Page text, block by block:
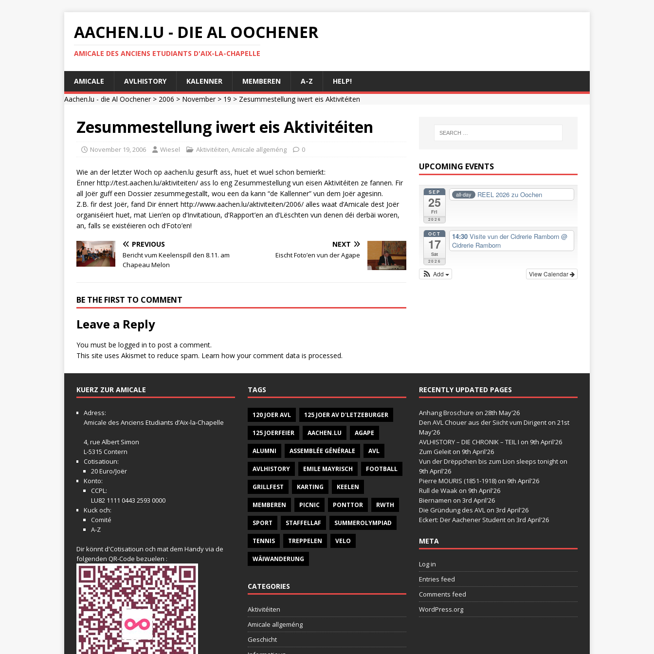
AACHEN.LU - DIE AL OOCHENER
AMICALE DES ANCIENS ETUDIANTS D'AIX-LA-CHAPELLE
AMICALE AVLHISTORY KALENNER MEMBEREN A-Z
HELP!
Aachen.lu - die Al Oochener> 2006 > November> 19 > Zesummestellung iwert eis Aktivitéiten
Zesummestellung iwert eis Aktivitéiten
November 19, 2006 Wiesel Aktivitéiten,Amicale allgeméng 0
Wie an der letzter Woch op aachen.lu gesurft ass, huet et wuel schon bemierkt:
Ënner http://test.aachen.lu/aktiviteiten/ ass lo eng Zesummestellung vun eisen Aktivitéiten ze fannen. Fir
all Joër guff een Dossier zesummegestallt, wou een da kann “de Kallenner” vun dem Joër agesinn.
Z.B. fir dest Joër, fand Dir ënnert http://www.aachen.lu/aktiviteiten/2006/ alles waat d’Amicale dest Joër
organiséiert huet, mat Lien’en op d’Invitatioun, d’Rapport’en an d’Lëschten vun denen déi derbäi woren,
an, falls se existéieren och d’Foto’en!
PREVIOUS
Bericht vum Keelenspill den 8.11. am
Chapeau Melon
NEXT
Eischt Foto’en vun der Agape
BE THE FIRST TO COMMENT
Leave a Reply
You must be logged in to post a comment.
This site uses Akismet to reduce spam. Learn how your comment data is processed.
UPCOMING EVENTS
SEP
25
Fri
2026
all-day REEL 2026 zu Oochen
OCT
17
Sat
2026
14:30Visite vun der Cidrerie Ramborn@
Cidrerie Ramborn
View Calendar
Add
KUERZ ZUR AMICALE
Adress:
Amicale des Anciens Etudiants d’Aix-la-Chapelle
4, rue Albert Simon
L-5315 Contern
Cotisatioun:
20 Euro/Joër
Konto:
CCPL:
LU82 1111 0443 2593 0000
Kuck och:
Comité
A-Z
Dir könnt d'Cotisatioun och mat dem Handy via de
folgenden QR-Code bezuelen :
TAGS
120 JOER AVL 125 JOER AV D'LETZEBURGER
125 JOERFEIER AACHEN.LU AGAPE
ALUMNI ASSEMBLÉE GÉNÉRALE AVL
AVLHISTORY EMILE MAYRISCH FOOTBALL
GRILLFEST KARTING KEELEN
MEMBEREN PICNIC PONTTOR RWTH
SPORT STAFFELLAF SUMMEROLYMPIAD
TENNIS TREPPELEN VELO
WÄIWANDERUNG
CATEGORIES
Aktivitéiten
Amicale allgeméng
Geschicht
RECENTLY UPDATED PAGES
Anhang Broschüre on 28th May'26
Den AVL Chouer aus der Siicht vum Dirigenton 21st
May'26
AVLHISTORY – DIE CHRONIK – TEIL I on 9th April'26
Zum Geleiton 9th April'26
Vun der Drëppchen bis zum Lion sleeps tonighton
9th April'26
Pierre MOURIS (1851-1918)on 9th April'26
Rull de Waakon 9th April'26
Biernamen on 3rd April'26
Die Gründung des AVLon 3rd April'26
Eckert: Der Aachener Studenton 3rd April'26
META
Log in
Entries feed
Comments feed
WordPress.org